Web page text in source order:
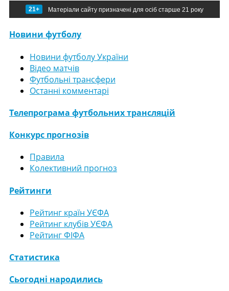
21+ Матеріали сайту призначені для осіб старше 21 року
Новини футболу
Новини футболу України
Відео матчів
Футбольні трансфери
Останні комментарі
Телепрограма футбольних трансляцій
Конкурс прогнозів
Правила
Колективний прогноз
Рейтинги
Рейтинг країн УЄФА
Рейтинг клубів УЄФА
Рейтинг ФІФА
Статистика
Сьогодні народились